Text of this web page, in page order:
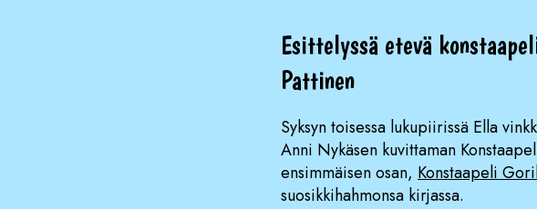
Esittelyssä etevä
Pattinen
Syksyn toisessa lukupiirissä Ella
Anni Nykäsen kuvittaman
ensimmäisen osan, Konstaapeli
suosikkihahmonsa kirjassa.